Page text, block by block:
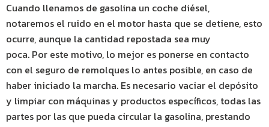
Cuando llenamos de gasolina un coche diésel,
notaremos el ruido en el motor hasta que se detiene, esto
ocurre, aunque la cantidad repostada sea muy
poca. Por este motivo, lo mejor es ponerse en contacto
con el seguro de remolques lo antes posible, en caso de
haber iniciado la marcha. Es necesario vaciar el depósito
y limpiar con máquinas y productos específicos, todas las
partes por las que pueda circular la gasolina, prestando